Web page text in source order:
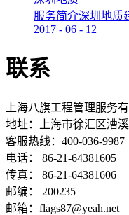
服务简介深圳地质
2017 - 06 - 12
联系
上海八旗工程管理服务
地址：
上海市徐汇区漕
客服热线：400-036-9987
电话： 86-21-64381605
传真： 86-21-64381606
邮编： 200235
邮箱：flags87@yeah.net